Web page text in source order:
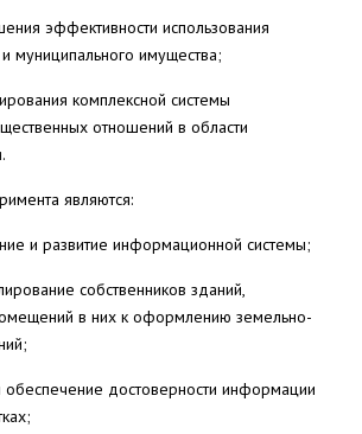
использования
муниципального имущества;
комплексной системы
отношений в области
являются:
информационной системы;
собственников зданий,
в них к оформлению земельно-
достоверности информации